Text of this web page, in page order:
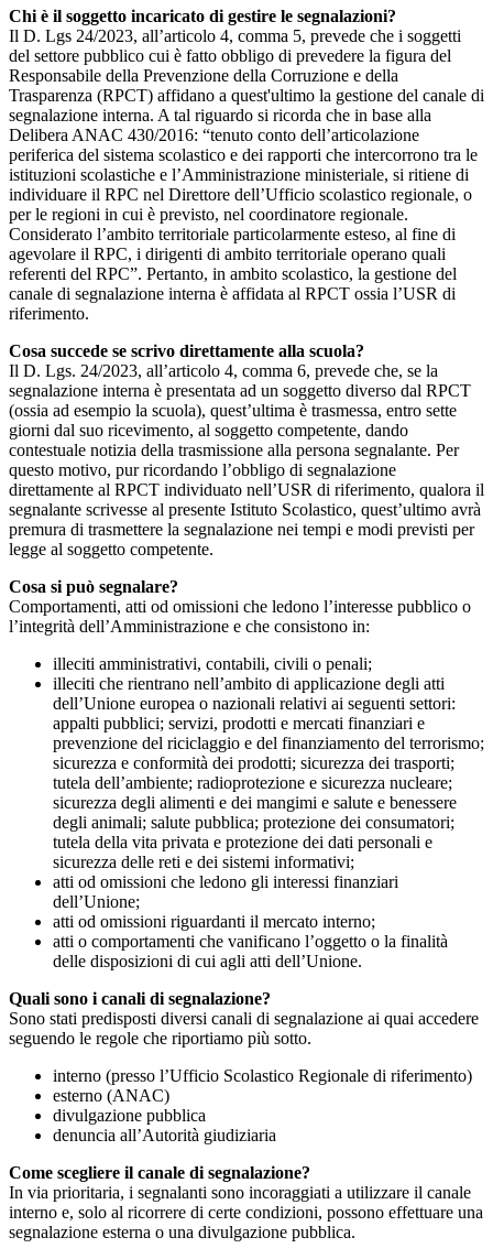
Chi è il soggetto incaricato di gestire le segnalazioni?
Il D. Lgs 24/2023, all’articolo 4, comma 5, prevede che i soggetti
del settore pubblico cui è fatto obbligo di prevedere la figura del
Responsabile della Prevenzione della Corruzione e della
Trasparenza (RPCT) affidano a quest'ultimo la gestione del canale di
segnalazione interna. A tal riguardo si ricorda che in base alla
Delibera ANAC 430/2016: “tenuto conto dell’articolazione
periferica del sistema scolastico e dei rapporti che intercorrono tra le
istituzioni scolastiche e l’Amministrazione ministeriale, si ritiene di
individuare il RPC nel Direttore dell’Ufficio scolastico regionale, o
per le regioni in cui è previsto, nel coordinatore regionale.
Considerato l’ambito territoriale particolarmente esteso, al fine di
agevolare il RPC, i dirigenti di ambito territoriale operano quali
referenti del RPC”. Pertanto, in ambito scolastico, la gestione del
canale di segnalazione interna è affidata al RPCT ossia l’USR di
riferimento.
Cosa succede se scrivo direttamente alla scuola?
Il D. Lgs. 24/2023, all’articolo 4, comma 6, prevede che, se la
segnalazione interna è presentata ad un soggetto diverso dal RPCT
(ossia ad esempio la scuola), quest’ultima è trasmessa, entro sette
giorni dal suo ricevimento, al soggetto competente, dando
contestuale notizia della trasmissione alla persona segnalante. Per
questo motivo, pur ricordando l’obbligo di segnalazione
direttamente al RPCT individuato nell’USR di riferimento, qualora il
segnalante scrivesse al presente Istituto Scolastico, quest’ultimo avrà
premura di trasmettere la segnalazione nei tempi e modi previsti per
legge al soggetto competente.
Cosa si può segnalare?
Comportamenti, atti od omissioni che ledono l’interesse pubblico o
l’integrità dell’Amministrazione e che consistono in:
illeciti amministrativi, contabili, civili o penali;
illeciti che rientrano nell’ambito di applicazione degli atti
dell’Unione europea o nazionali relativi ai seguenti settori:
appalti pubblici; servizi, prodotti e mercati finanziari e
prevenzione del riciclaggio e del finanziamento del terrorismo;
sicurezza e conformità dei prodotti; sicurezza dei trasporti;
tutela dell’ambiente; radioprotezione e sicurezza nucleare;
sicurezza degli alimenti e dei mangimi e salute e benessere
degli animali; salute pubblica; protezione dei consumatori;
tutela della vita privata e protezione dei dati personali e
sicurezza delle reti e dei sistemi informativi;
atti od omissioni che ledono gli interessi finanziari
dell’Unione;
atti od omissioni riguardanti il mercato interno;
atti o comportamenti che vanificano l’oggetto o la finalità
delle disposizioni di cui agli atti dell’Unione.
Quali sono i canali di segnalazione?
Sono stati predisposti diversi canali di segnalazione ai quai accedere
seguendo le regole che riportiamo più sotto.
interno (presso l’Ufficio Scolastico Regionale di riferimento)
esterno (ANAC)
divulgazione pubblica
denuncia all’Autorità giudiziaria
Come scegliere il canale di segnalazione?
In via prioritaria, i segnalanti sono incoraggiati a utilizzare il canale
interno e, solo al ricorrere di certe condizioni, possono effettuare una
segnalazione esterna o una divulgazione pubblica.